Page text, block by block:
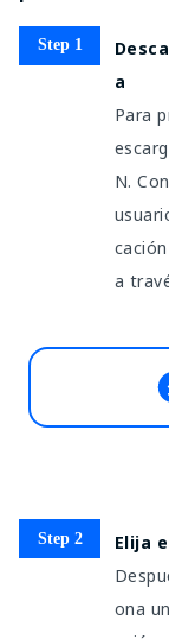
Step 1
a
Para
N.
a
Step 2
Elija
ona